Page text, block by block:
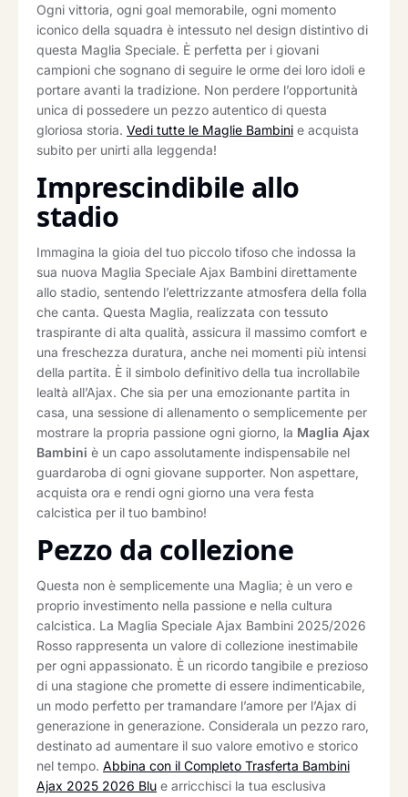
Ogni vittoria, ogni goal memorabile, ogni momento
iconico della squadra è intessuto nel design distintivo di
questa Maglia Speciale. È perfetta per i giovani
campioni che sognano di seguire le orme dei loro idoli e
portare avanti la tradizione. Non perdere l’opportunità
unica di possedere un pezzo autentico di questa
gloriosa storia. Vedi tutte le Maglie Bambini e acquista
subito per unirti alla leggenda!
Imprescindibile allo
stadio
Immagina la gioia del tuo piccolo tifoso che indossa la
sua nuova Maglia Speciale Ajax Bambini direttamente
allo stadio, sentendo l’elettrizzante atmosfera della folla
che canta. Questa Maglia, realizzata con tessuto
traspirante di alta qualità, assicura il massimo comfort e
una freschezza duratura, anche nei momenti più intensi
della partita. È il simbolo definitivo della tua incrollabile
lealtà all’Ajax. Che sia per una emozionante partita in
casa, una sessione di allenamento o semplicemente per
mostrare la propria passione ogni giorno, la Maglia Ajax
Bambini è un capo assolutamente indispensabile nel
guardaroba di ogni giovane supporter. Non aspettare,
acquista ora e rendi ogni giorno una vera festa
calcistica per il tuo bambino!
Pezzo da collezione
Questa non è semplicemente una Maglia; è un vero e
proprio investimento nella passione e nella cultura
calcistica. La Maglia Speciale Ajax Bambini 2025/2026
Rosso rappresenta un valore di collezione inestimabile
per ogni appassionato. È un ricordo tangibile e prezioso
di una stagione che promette di essere indimenticabile,
un modo perfetto per tramandare l’amore per l’Ajax di
generazione in generazione. Considerala un pezzo raro,
destinato ad aumentare il suo valore emotivo e storico
nel tempo. Abbina con il Completo Trasferta Bambini
Ajax 2025 2026 Blu e arricchisci la tua esclusiva